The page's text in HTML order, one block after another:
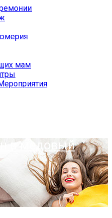
мам
в медовый